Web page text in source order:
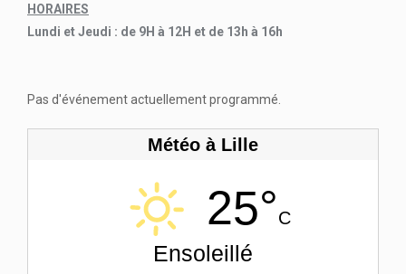
HORAIRES
Lundi et Jeudi : de 9H à 12H et de 13h à 16h
Pas d'événement actuellement programmé.
Météo à Lille
25°C
Ensoleillé